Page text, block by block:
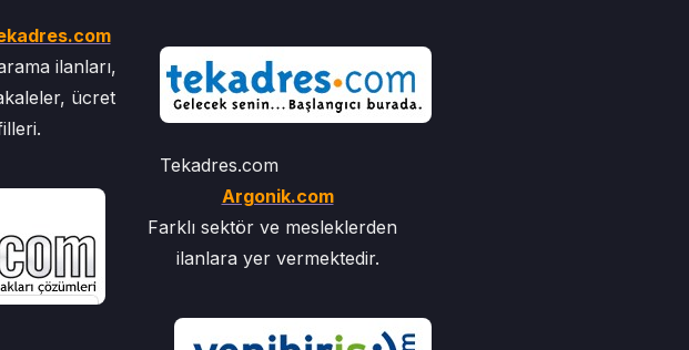
Tekadres.com
ilanları,
ücret
Argonik.com
Farklı sektör ve mesleklerden
ilanlara yer vermektedir.